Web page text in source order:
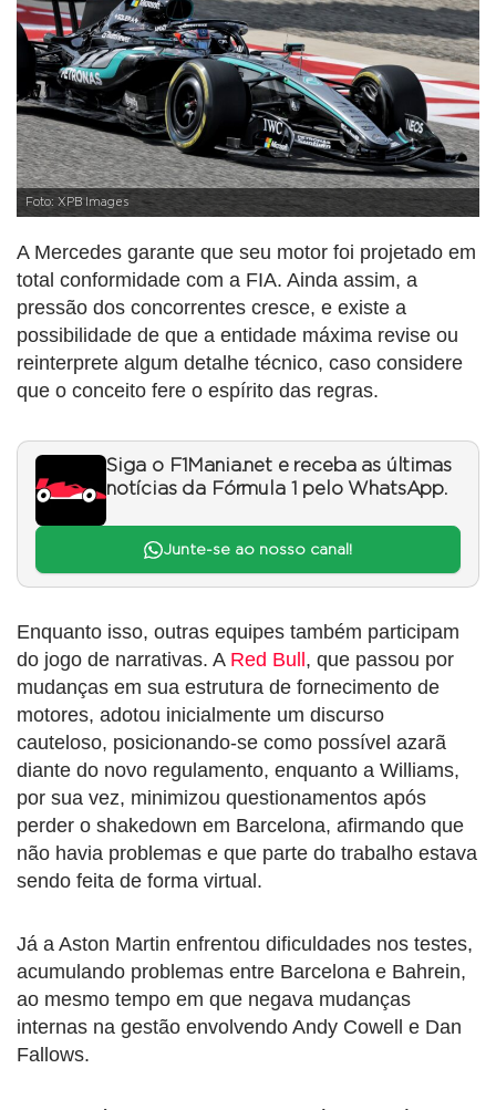
Foto: XPB Images
A Mercedes garante que seu motor foi projetado em
total conformidade com a FIA. Ainda assim, a
pressão dos concorrentes cresce, e existe a
possibilidade de que a entidade máxima revise ou
reinterprete algum detalhe técnico, caso considere
que o conceito fere o espírito das regras.
Siga o F1Mania.net e receba as últimas
notícias da Fórmula 1 pelo WhatsApp.
Junte-se ao nosso canal!
Enquanto isso, outras equipes também participam
do jogo de narrativas. A Red Bull, que passou por
mudanças em sua estrutura de fornecimento de
motores, adotou inicialmente um discurso
cauteloso, posicionando-se como possível azarã
diante do novo regulamento, enquanto a Williams,
por sua vez, minimizou questionamentos após
perder o shakedown em Barcelona, afirmando que
não havia problemas e que parte do trabalho estava
sendo feita de forma virtual.
Já a Aston Martin enfrentou dificuldades nos testes,
acumulando problemas entre Barcelona e Bahrein,
ao mesmo tempo em que negava mudanças
internas na gestão envolvendo Andy Cowell e Dan
Fallows.